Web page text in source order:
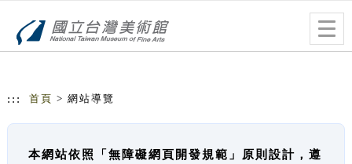
::: 首頁 > 網站導覽
本網站依照「無障礙網頁開發規範」原則設計，遵